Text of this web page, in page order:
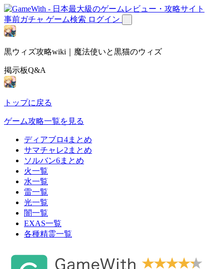
事前ガチャ ゲーム検索 ログイン
黒ウィズ攻略wiki｜魔法使いと黒猫のウィズ
掲示板Q&A
トップに戻る
ゲーム攻略一覧を見る
ディアブロ4まとめ
サマチャレ2まとめ
ソルバン6まとめ
火一覧
水一覧
雷一覧
光一覧
闇一覧
EXAS一覧
各種精霊一覧